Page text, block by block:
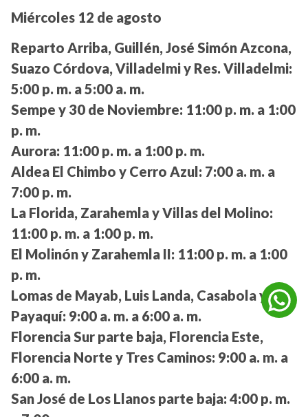
Miércoles 12 de agosto
Reparto Arriba, Guillén, José Simón Azcona,
Suazo Córdova, Villadelmi y Res. Villadelmi:
5:00 p. m. a 5:00 a. m.
Sempe y 30 de Noviembre: 11:00 p. m. a 1:00
p. m.
Aurora: 11:00 p. m. a 1:00 p. m.
Aldea El Chimbo y Cerro Azul: 7:00 a. m. a
7:00 p. m.
La Florida, Zarahemla y Villas del Molino:
11:00 p. m. a 1:00 p. m.
El Molinón y Zarahemla II: 11:00 p. m. a 1:00
p. m.
Lomas de Mayab, Luis Landa, Casabola y
Payaquí: 9:00 a. m. a 6:00 a. m.
Florencia Sur parte baja, Florencia Este,
Florencia Norte y Tres Caminos: 9:00 a. m. a
6:00 a. m.
San José de Los Llanos parte baja: 4:00 p. m.